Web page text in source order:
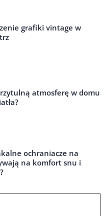
grafiki vintage w
atmosferę w domu
ochraniacze na
na komfort snu i